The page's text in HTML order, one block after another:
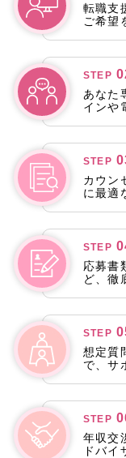
転職支
ご希望
STEP
あなた
インや
STEP
カウン
に最適
STEP
応募書
ど、徹
STEP
想定質
で、サ
STEP
年収交
ドバイ